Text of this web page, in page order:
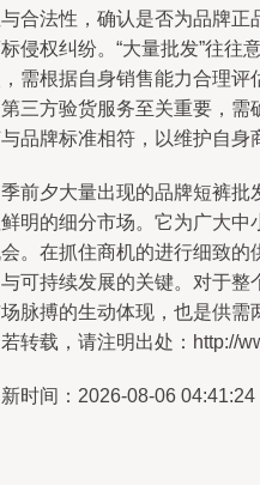
合法性，确认是否为品牌正
侵权纠纷。“大量批发”往往
需根据自身销售能力合理评
三方验货服务至关重要，需
品牌标准相符，以维护自身
前夕大量出现的品牌短裤批
明的细分市场。它为广大中
。在抓住商机的进行细致的
可持续发展的关键。对于整
脉搏的生动体现，也是供需
转载，请注明出处：http://
时间：2026-08-06 04:41:24